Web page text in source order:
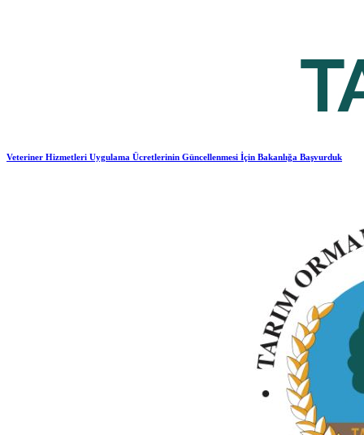
Veteriner Hizmetleri Uygulama Ücretlerinin Güncellenmesi İçin Bakanlığa Başvurduk